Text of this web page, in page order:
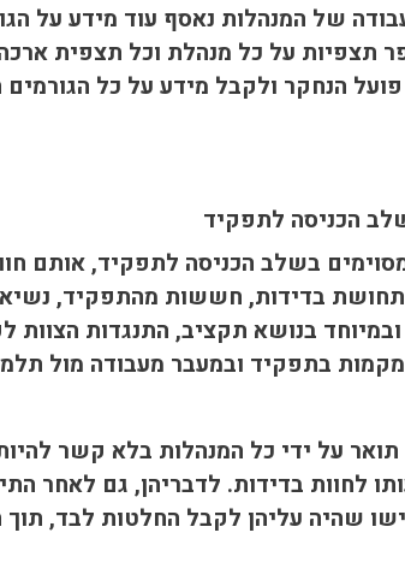
של המנהלות נאסף עוד מידע על
תצפיות על כל מנהלת וכל תצפית
הנחקר ולקבל מידע על כל הגורמים
הכניסה לתפקיד
בשלב הכניסה לתפקיד, אותם
תחושת בדידות, חששות מהתפקיד,
ובמיוחד בנושא תקציב, התנגדות
בתפקיד ובמעבר מעבודה מול
על ידי כל המנהלות בלא קשר
לחוות בדידות. לדבריהן, גם לאחר
שהיה עליהן לקבל החלטות לבד,